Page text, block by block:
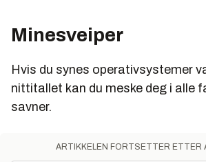
Minesveiper
Hvis du synes operativsystemer
nittitallet kan du meske deg i alle
savner.
ARTIKKELEN FORTSETTER ETTER